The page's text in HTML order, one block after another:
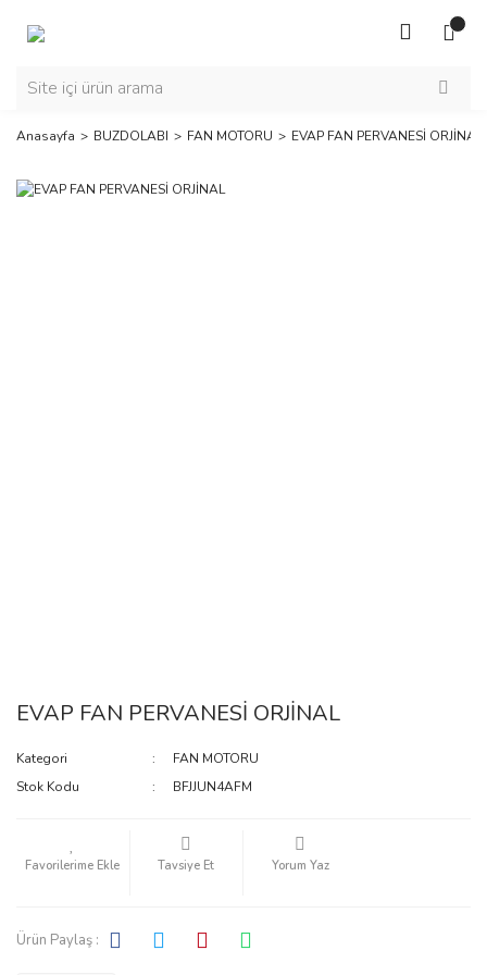
Anasayfa BUZDOLABI FAN MOTORU EVAP FAN PERVANESİ ORJİNAL
EVAP FAN PERVANESİ ORJİNAL
Kategori
FAN MOTORU
Stok Kodu
BFJJUN4AFM
Tavsiye Et Yorum Yaz
Ürün Paylaş :